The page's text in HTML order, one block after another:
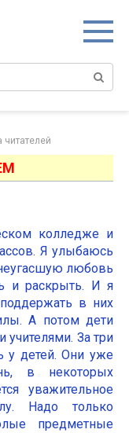
читателей
колледже и
Я улыбаюсь
любовь
и раскрыть. И я
в них
А потом дети
За три
у детей. Они уже
в некоторых
уважительное
Надо только
предметные